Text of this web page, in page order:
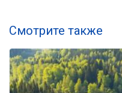
Смотрите также